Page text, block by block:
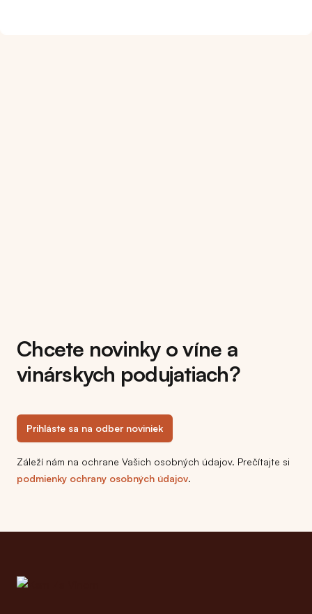
Chcete novinky o víne a
vinárskych podujatiach?
Prihláste sa na odber noviniek
Záleží nám na ochrane Vašich osobných údajov. Prečítajte si
podmienky ochrany osobných údajov.